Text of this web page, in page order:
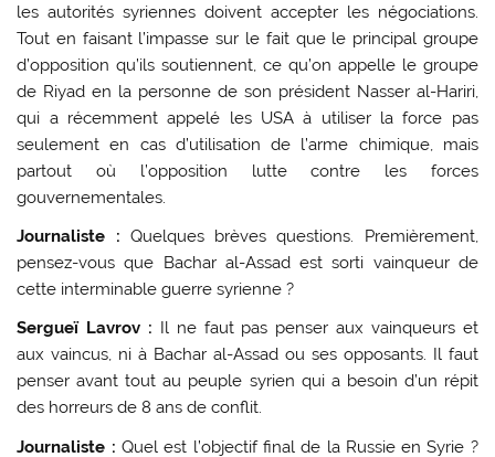
les autorités syriennes doivent accepter les négociations.
Tout en faisant l’impasse sur le fait que le principal groupe
d’opposition qu’ils soutiennent, ce qu’on appelle le groupe
de Riyad en la personne de son président Nasser al-Hariri,
qui a récemment appelé les USA à utiliser la force pas
seulement en cas d’utilisation de l’arme chimique, mais
partout où l’opposition lutte contre les forces
gouvernementales.
Journaliste : Quelques brèves questions. Premièrement,
pensez-vous que Bachar al-Assad est sorti vainqueur de
cette interminable guerre syrienne ?
Sergueï Lavrov : Il ne faut pas penser aux vainqueurs et
aux vaincus, ni à Bachar al-Assad ou ses opposants. Il faut
penser avant tout au peuple syrien qui a besoin d’un répit
des horreurs de 8 ans de conflit.
Journaliste : Quel est l’objectif final de la Russie en Syrie ?